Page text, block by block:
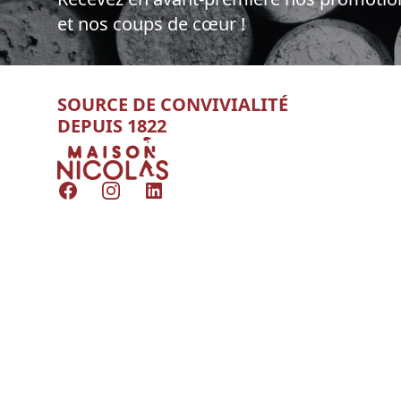
et nos coups de cœur !
SOURCE DE CONVIVIALITÉ
DEPUIS 1822
Nicolas
FacebookInstagramLinkedIn